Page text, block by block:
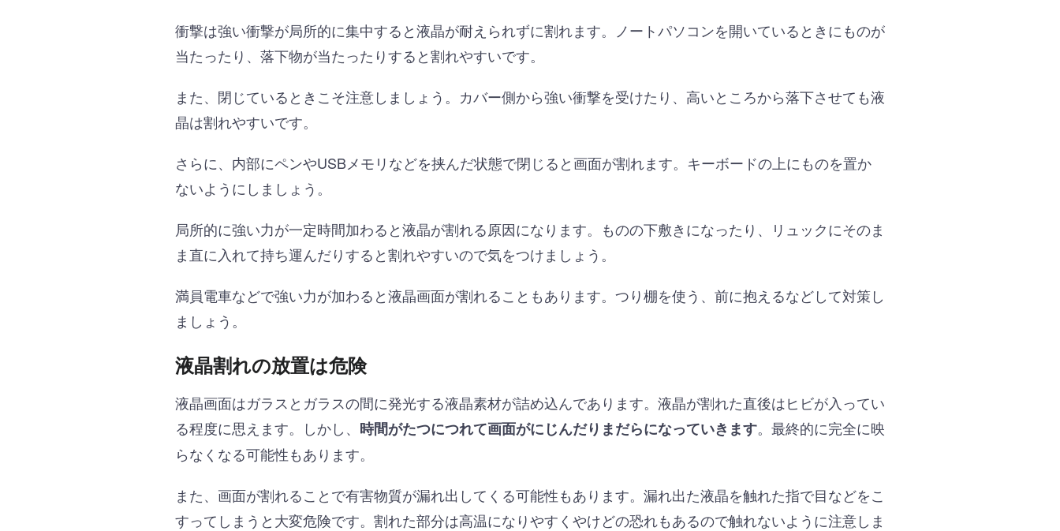
衝撃は強い衝撃が局所的に集中すると液晶が耐えられずに割れます。ノートパソコンを開いているときにものが
当たったり、落下物が当たったりすると割れやすいです。
また、閉じているときこそ注意しましょう。カバー側から強い衝撃を受けたり、高いところから落下させても液
晶は割れやすいです。
さらに、内部にペンやUSBメモリなどを挟んだ状態で閉じると画面が割れます。キーボードの上にものを置か
ないようにしましょう。
局所的に強い力が一定時間加わると液晶が割れる原因になります。ものの下敷きになったり、リュックにそのま
ま直に入れて持ち運んだりすると割れやすいので気をつけましょう。
満員電車などで強い力が加わると液晶画面が割れることもあります。つり棚を使う、前に抱えるなどして対策し
ましょう。
液晶割れの放置は危険
液晶画面はガラスとガラスの間に発光する液晶素材が詰め込んであります。液晶が割れた直後はヒビが入ってい
る程度に思えます。しかし、 時間がたつにつれて画面がにじんだりまだらになっていきます。最終的に完全に映
らなくなる可能性もあります。
また、画面が割れることで有害物質が漏れ出してくる可能性もあります。漏れ出た液晶を触れた指で目などをこ
すってしまうと大変危険です。割れた部分は高温になりやすくやけどの恐れもあるので触れないように注意しま